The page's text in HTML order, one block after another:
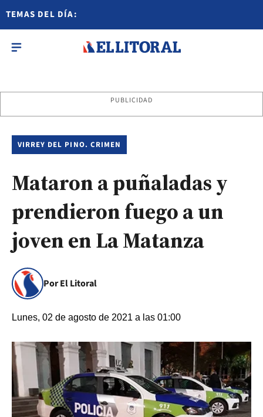
TEMAS DEL DÍA:
PUBLICIDAD
VIRREY DEL PINO. CRIMEN
Mataron a puñaladas y
prendieron fuego a un
joven en La Matanza
Por El Litoral
Lunes, 02 de agosto de 2021 a las 01:00